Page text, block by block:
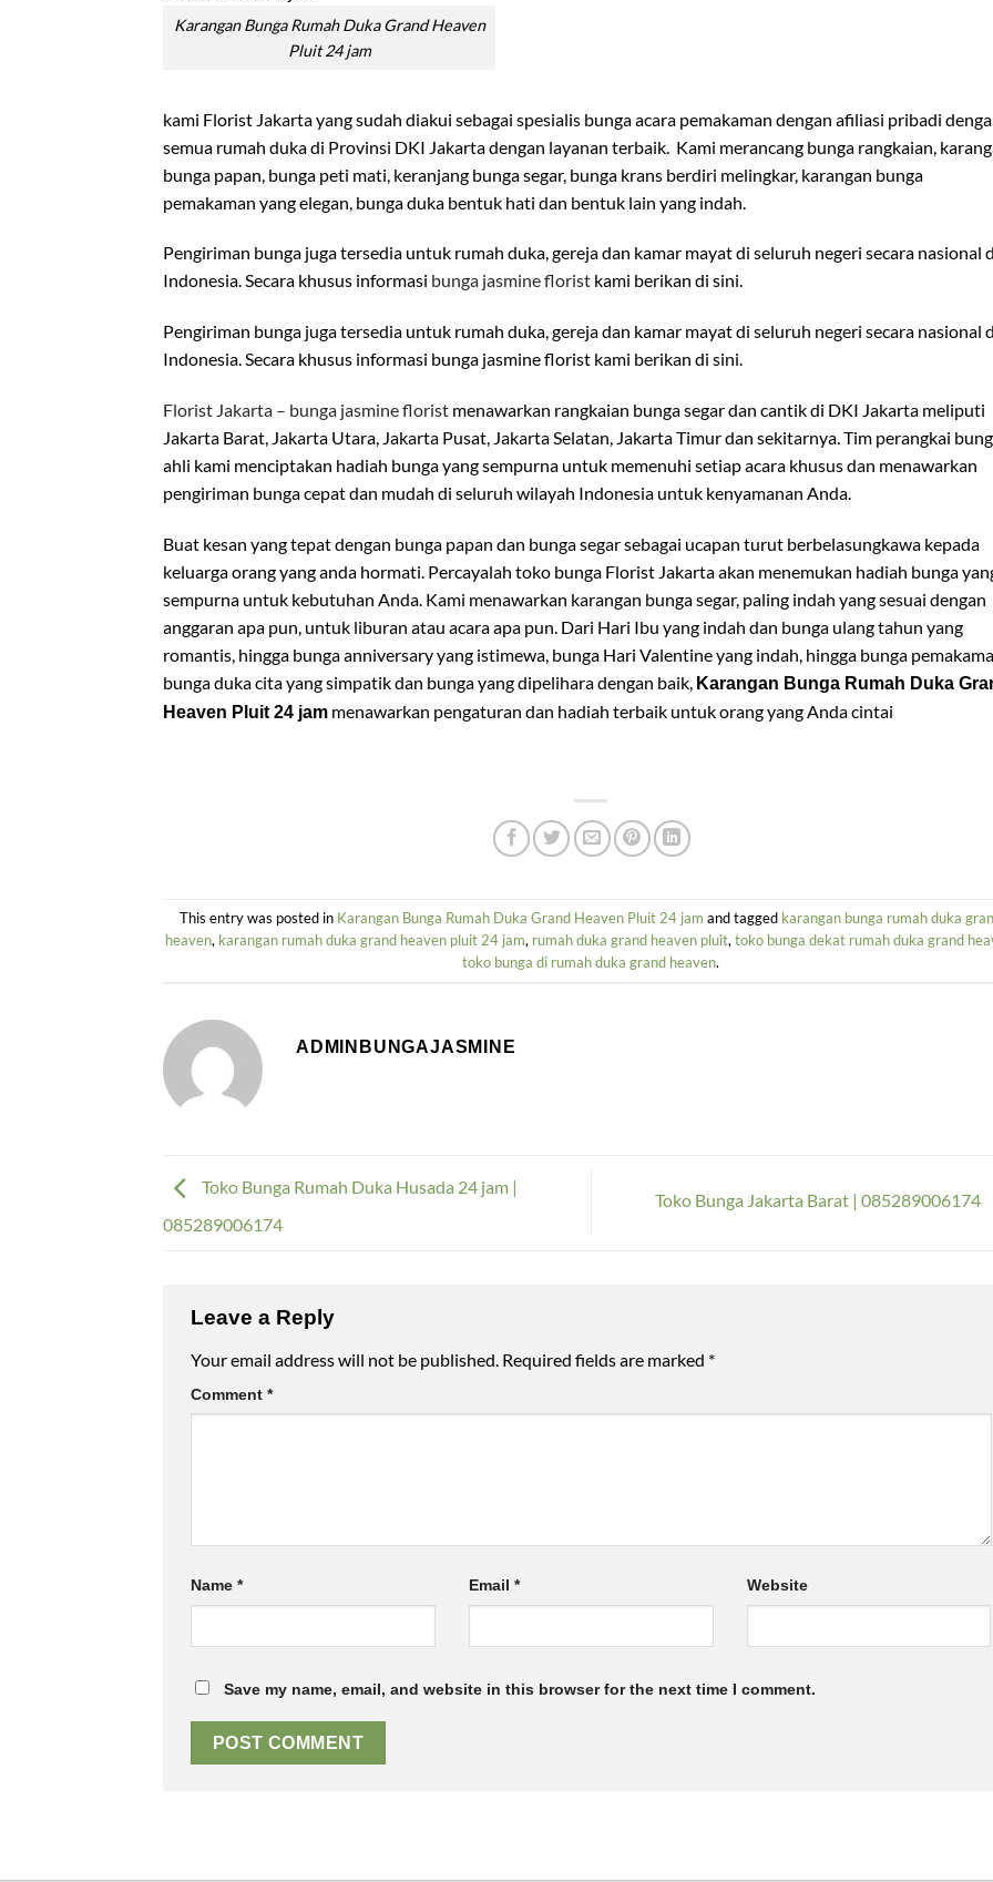
Karangan Bunga Rumah Duka Grand Heaven
Pluit 24 jam
kami Florist Jakarta yang sudah diakui sebagai spesialis bunga acara pemakaman dengan afiliasi pribadi
semua rumah duka di Provinsi DKI Jakarta dengan layanan terbaik. Kami merancang bunga rangkaian,
bunga papan, bunga peti mati, keranjang bunga segar, bunga krans berdiri melingkar, karangan bunga
pemakaman yang elegan, bunga duka bentuk hati dan bentuk lain yang indah.
Pengiriman bunga juga tersedia untuk rumah duka, gereja dan kamar mayat di seluruh negeri secara nasional
Indonesia. Secara khusus informasi bunga jasmine florist kami berikan di sini.
Pengiriman bunga juga tersedia untuk rumah duka, gereja dan kamar mayat di seluruh negeri secara nasional
Indonesia. Secara khusus informasi bunga jasmine florist kami berikan di sini.
Florist Jakarta – bunga jasmine florist menawarkan rangkaian bunga segar dan cantik di DKI Jakarta meliputi
Jakarta Barat, Jakarta Utara, Jakarta Pusat, Jakarta Selatan, Jakarta Timur dan sekitarnya. Tim perangkai
ahli kami menciptakan hadiah bunga yang sempurna untuk memenuhi setiap acara khusus dan menawarkan
pengiriman bunga cepat dan mudah di seluruh wilayah Indonesia untuk kenyamanan Anda.
Buat kesan yang tepat dengan bunga papan dan bunga segar sebagai ucapan turut berbelasungkawa kepada
keluarga orang yang anda hormati. Percayalah toko bunga Florist Jakarta akan menemukan hadiah bunga
sempurna untuk kebutuhan Anda. Kami menawarkan karangan bunga segar, paling indah yang sesuai dengan
anggaran apa pun, untuk liburan atau acara apa pun. Dari Hari Ibu yang indah dan bunga ulang tahun yang
romantis, hingga bunga anniversary yang istimewa, bunga Hari Valentine yang indah, hingga bunga
bunga duka cita yang simpatik dan bunga yang dipelihara dengan baik, Karangan Bunga Rumah Duka
Heaven Pluit 24 jam menawarkan pengaturan dan hadiah terbaik untuk orang yang Anda cintai
This entry was posted in Karangan Bunga Rumah Duka Grand Heaven Pluit 24 jam and tagged karangan bunga rumah duka
heaven, karangan rumah duka grand heaven pluit 24 jam, rumah duka grand heaven pluit, toko bunga dekat rumah duka grand
toko bunga di rumah duka grand heaven.
ADMINBUNGAJASMINE
Toko Bunga Rumah Duka Husada 24 jam |
085289006174
Toko Bunga Jakarta Barat | 085289006174
Leave a Reply
Your email address will not be published. Required fields are marked *
Comment *
Name * Email * Website
Save my name, email, and website in this browser for the next time I comment.